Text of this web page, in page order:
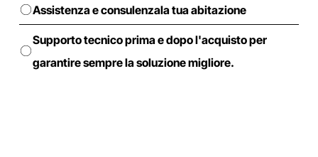
Assistenza e consulenzala tua abitazione
Supporto tecnico prima e dopo l'acquisto per
garantire sempre la soluzione migliore.